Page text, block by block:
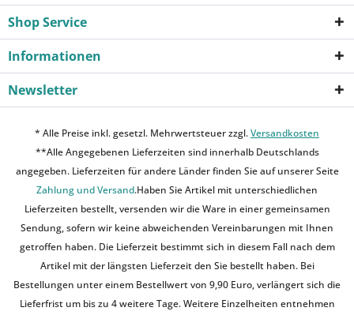
Shop Service
Informationen
Newsletter
* Alle Preise inkl. gesetzl. Mehrwertsteuer zzgl.Versandkosten
**Alle Angegebenen Lieferzeiten sind innerhalb Deutschlands
angegeben. Lieferzeiten für andere Länder finden Sie auf unserer Seite
Zahlung und Versand.Haben Sie Artikel mit unterschiedlichen
Lieferzeiten bestellt, versenden wir die Ware in einer gemeinsamen
Sendung, sofern wir keine abweichenden Vereinbarungen mit Ihnen
getroffen haben. Die Lieferzeit bestimmt sich in diesem Fall nach dem
Artikel mit der längsten Lieferzeit den Sie bestellt haben. Bei
Bestellungen unter einem Bestellwert von 9,90 Euro, verlängert sich die
Lieferfrist um bis zu 4 weitere Tage. Weitere Einzelheiten entnehmen